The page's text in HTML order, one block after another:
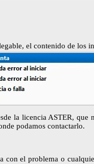
el contenido de los
la licencia ASTER,
podamos contactarlo.
el problema o